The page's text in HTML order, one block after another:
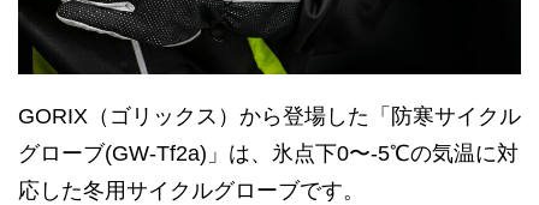
GORIX（ゴリックス）から登場した「防寒サイクル
グローブ(GW-Tf2a)」は、氷点下0〜-5℃の気温に対
応した冬用サイクルグローブです。